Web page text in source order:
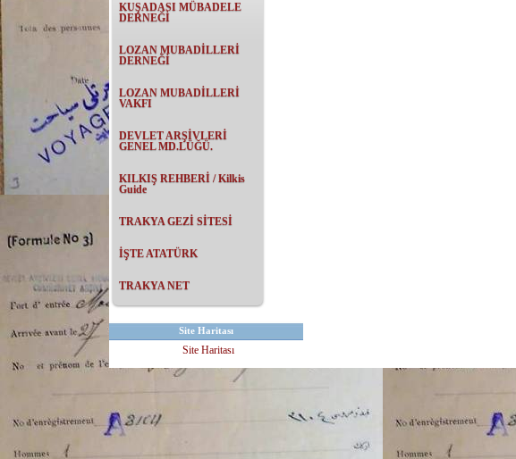
KUŞADASI MÜBADELE
DERNEĞİ
LOZAN MUBADİLLERİ
DERNEĞİ
LOZAN MUBADİLLERİ
VAKFI
DEVLET ARŞİVLERİ
GENEL MD.LÜĞÜ.
KILKIŞ REHBERİ / Kilkis
Guide
TRAKYA GEZİ SİTESİ
İŞTE ATATÜRK
TRAKYA NET
Site Haritası
Site Haritası